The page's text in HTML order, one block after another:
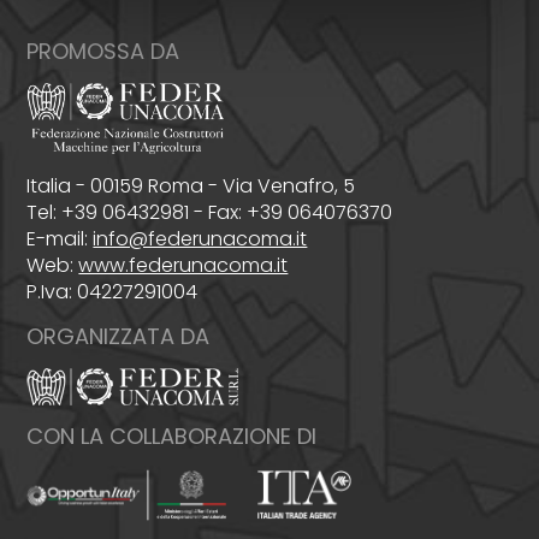
PROMOSSA DA
Italia - 00159 Roma - Via Venafro, 5
Tel: +39 06432981 - Fax: +39 064076370
E-mail:info@federunacoma.it
Web:www.federunacoma.it
P.Iva: 04227291004
ORGANIZZATA DA
CON LA COLLABORAZIONE DI